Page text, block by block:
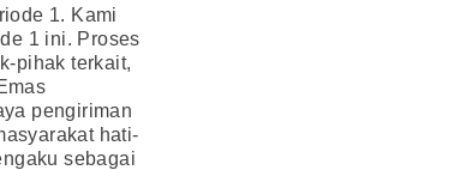
1. Kami
1 ini. Proses
pihak terkait,
pengiriman
hati-
sebagai